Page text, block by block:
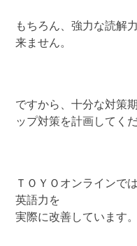
もちろん、強力な読解
来ません。
ですから、十分な対策
ップ対策を計画してくだ
ＴＯＹＯオンラインで
英語力を
実際に改善しています。